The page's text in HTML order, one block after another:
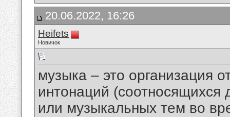
20.06.2022, 16:26
Heifets
Новичок
музыка – это организация
интонаций (соотносящихся
или музыкальных тем во